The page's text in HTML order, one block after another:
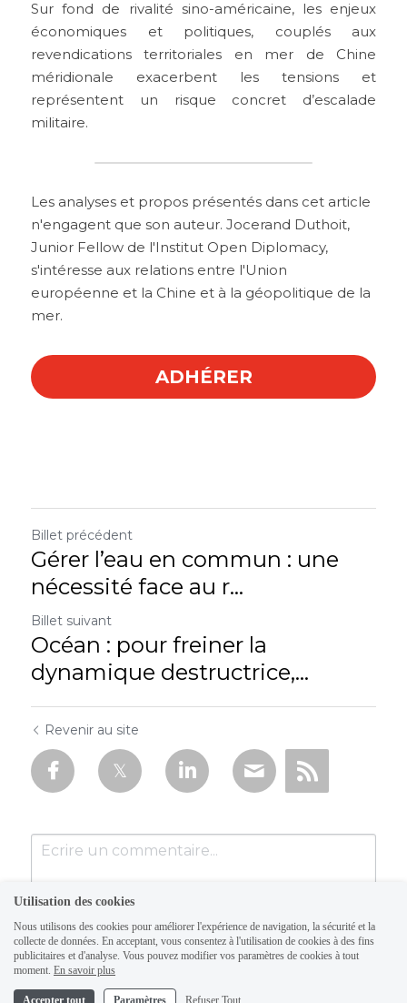
Sur fond de rivalité sino-américaine, les enjeux
économiques et politiques, couplés aux
revendications territoriales en mer de Chine
méridionale exacerbent les tensions et
représentent un risque concret d’escalade
militaire.
Les analyses et propos présentés dans cet article
n'engagent que son auteur. Jocerand Duthoit,
Junior Fellow de l'Institut Open Diplomacy,
s'intéresse aux relations entre l'Union
européenne et la Chine et à la géopolitique de la
mer.
ADHÉRER
Billet précédent
Gérer l’eau en commun : une
nécessité face au r...
Billet suivant
Océan : pour freiner la
dynamique destructrice,...
Revenir au site
Utilisation des cookies
Nous utilisons des cookies pour améliorer l'expérience de navigation, la sécurité et la
collecte de données. En acceptant, vous consentez à l'utilisation de cookies à des fins
publicitaires et d'analyse. Vous pouvez modifier vos paramètres de cookies à tout
moment. En savoir plus
Accepter tout Paramètres Refuser Tout